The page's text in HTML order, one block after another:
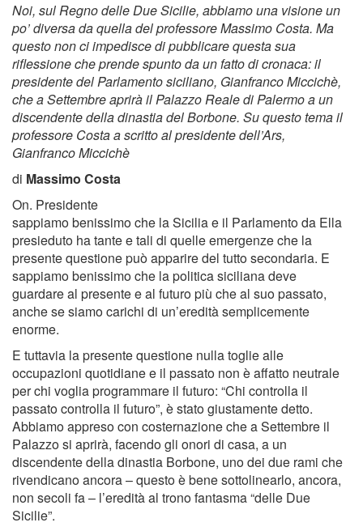
Noi, sul Regno delle Due Sicilie, abbiamo una visione un
po’ diversa da quella del professore Massimo Costa. Ma
questo non ci impedisce di pubblicare questa sua
riflessione che prende spunto da un fatto di cronaca: il
presidente del Parlamento siciliano, Gianfranco Miccichè,
che a Settembre aprirà il Palazzo Reale di Palermo a un
discendente della dinastia del Borbone. Su questo tema il
professore Costa a scritto al presidente dell’Ars,
Gianfranco Miccichè
di Massimo Costa
On. Presidente
sappiamo benissimo che la Sicilia e il Parlamento da Ella
presieduto ha tante e tali di quelle emergenze che la
presente questione può apparire del tutto secondaria. E
sappiamo benissimo che la politica siciliana deve
guardare al presente e al futuro più che al suo passato,
anche se siamo carichi di un’eredità semplicemente
enorme.
E tuttavia la presente questione nulla toglie alle
occupazioni quotidiane e il passato non è affatto neutrale
per chi voglia programmare il futuro: “Chi controlla il
passato controlla il futuro”, è stato giustamente detto.
Abbiamo appreso con costernazione che a Settembre il
Palazzo si aprirà, facendo gli onori di casa, a un
discendente della dinastia Borbone, uno dei due rami che
rivendicano ancora – questo è bene sottolinearlo, ancora,
non secoli fa – l’eredità al trono fantasma “delle Due
Sicilie”.